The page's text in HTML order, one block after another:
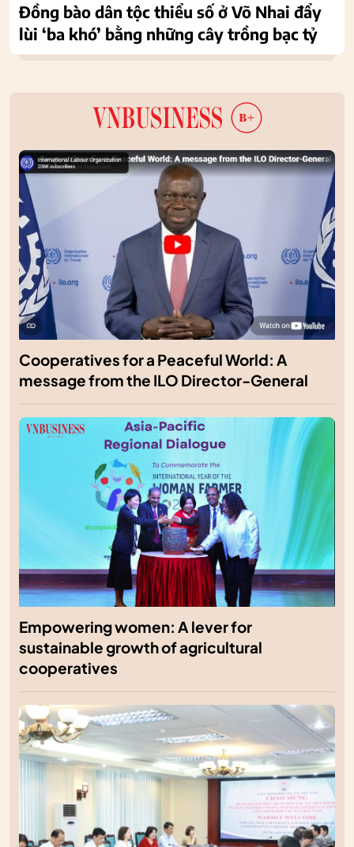
Đồng bào dân tộc thiểu số ở Võ Nhai đẩy
lùi ‘ba khó’ bằng những cây trồng bạc tỷ
Cooperatives for a Peaceful World: A
message from the ILO Director-General
Empowering women: A lever for
sustainable growth of agricultural
cooperatives